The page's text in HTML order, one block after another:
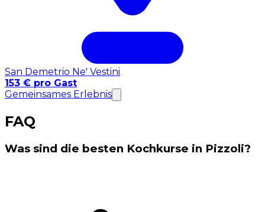
San Demetrio Ne' Vestini
153 € pro Gast
Gemeinsames Erlebnis
FAQ
Was sind die besten Kochkurse in Pizzoli?